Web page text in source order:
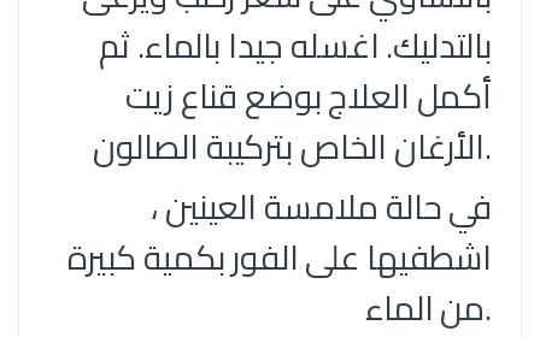
بالتدليك. اغسله جيدا بالماء. ثم
أكمل العلاج بوضع قناع زيت
الأرغان الخاص بتركيبة الصالون.
اشطفيها على الفور بكمية كبيرة
من الماء.